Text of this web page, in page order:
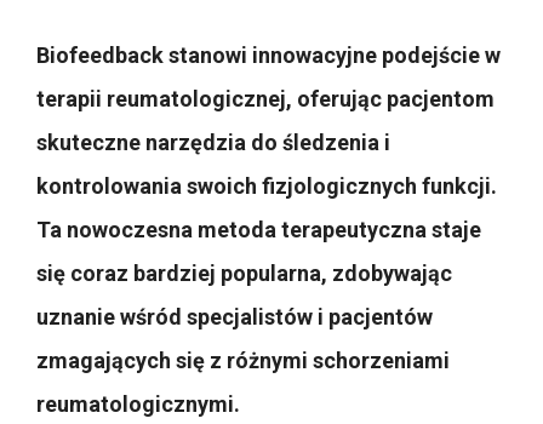
Biofeedback stanowi innowacyjne podejście w
terapii reumatologicznej, oferując pacjentom
skuteczne narzędzia do śledzenia i
kontrolowania swoich fizjologicznych funkcji.
Ta nowoczesna metoda terapeutyczna staje
się coraz bardziej popularna, zdobywając
uznanie wśród specjalistów i pacjentów
zmagających się z różnymi schorzeniami
reumatologicznymi.